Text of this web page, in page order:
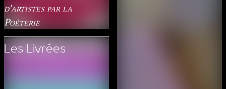
d'artistes par la
Poèterie
Les Livrées